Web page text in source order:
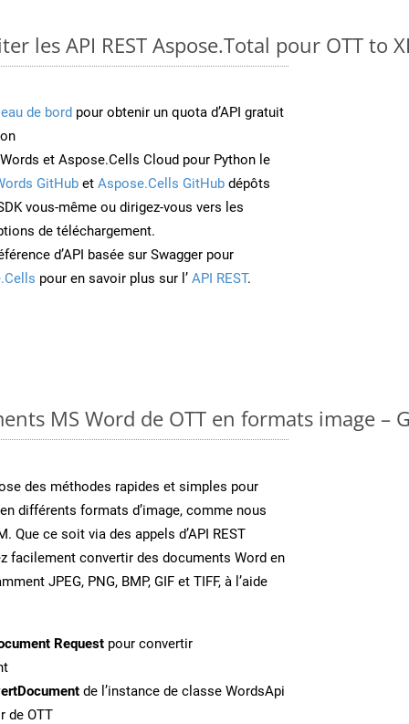
les API REST Aspose.Total pour OTT to
de bord pour obtenir un quota d’API gratuit
et Aspose.Cells Cloud pour Python le
GitHub et Aspose.Cells GitHub dépôts
vous-même ou dirigez-vous vers les
de téléchargement.
d’API basée sur Swagger pour
pour en savoir plus sur l’ API REST.
MS Word de OTT en formats image –
des méthodes rapides et simples pour
différents formats d’image, comme nous
Que ce soit via des appels d’API REST
facilement convertir des documents Word en
JPEG, PNG, BMP, GIF et TIFF, à l’aide
Request pour convertir
de l’instance de classe WordsApi
de OTT